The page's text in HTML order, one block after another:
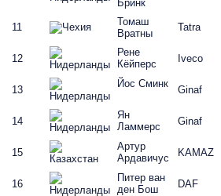
Бринк
11
Томаш
Вратны
Tatra
12
Рене
Кёйперс
Iveco
13
Йос Сминк
Ginaf
14
Ян
Ламмерс
Ginaf
15
Артур
Ардавичус
KAMAZ
16
Питер ван
ден Бош
DAF